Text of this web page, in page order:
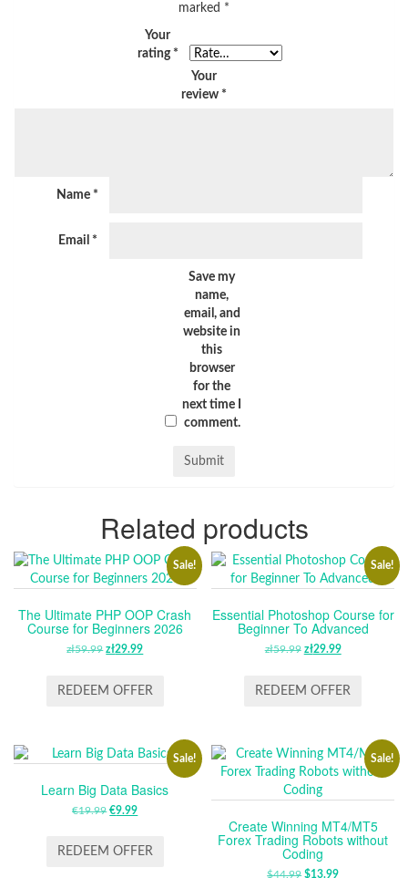
marked *
Your
rating *
Your
review *
Name *
Email *
Save my
name,
email, and
website in
this
browser
for the
next time I
comment.
Related products
Sale!
The Ultimate PHP OOP Crash
Course for Beginners 2026
zł59.99 ORIGINAL
WAS:
zł29.99CURRENT
IS:
REDEEM OFFER
Sale!
Essential Photoshop Course for
Beginner To Advanced
zł59.99 ORIGINAL
WAS:
zł29.99CURRENT
IS:
REDEEM OFFER
Sale!
Learn Big Data Basics
€19.99 ORIGINAL
WAS:
€9.99CURRENT
IS:
REDEEM OFFER
Sale!
Create Winning MT4/MT5
Forex Trading Robots without
Coding
$44.99 ORIGINAL
$13.99CURRENT